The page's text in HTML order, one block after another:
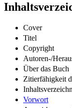
Cover
Titel
Copyright
Autoren-/
Über das Buch
Zitierfähigkeit
Vorwort